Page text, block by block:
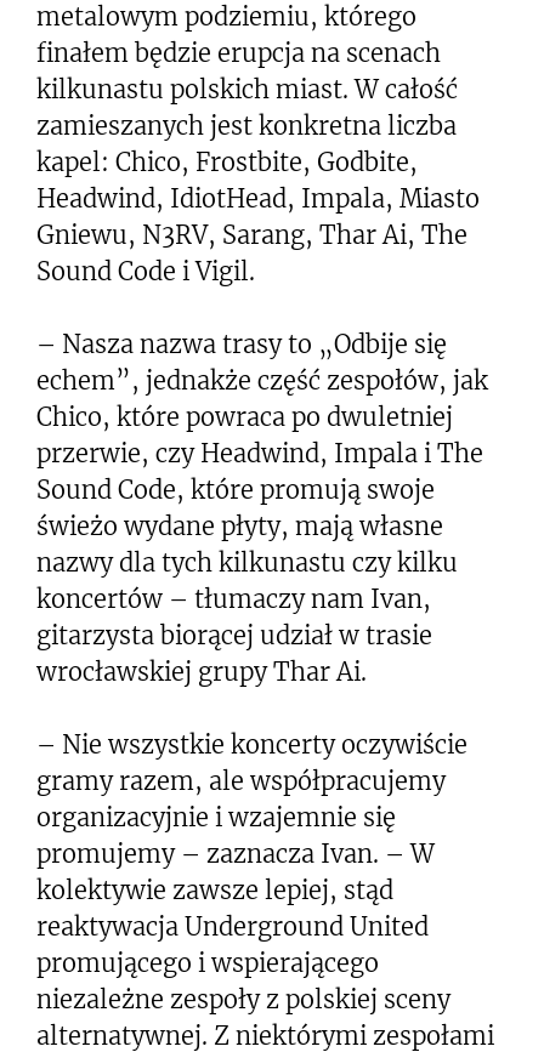
metalowym podziemiu, którego
finałem będzie erupcja na scenach
kilkunastu polskich miast. W całość
zamieszanych jest konkretna liczba
kapel: Chico, Frostbite, Godbite,
Headwind, IdiotHead, Impala, Miasto
Gniewu, N3RV, Sarang, Thar Ai, The
Sound Code i Vigil.
– Nasza nazwa trasy to „Odbije się
echem”, jednakże część zespołów, jak
Chico, które powraca po dwuletniej
przerwie, czy Headwind, Impala i The
Sound Code, które promują swoje
świeżo wydane płyty, mają własne
nazwy dla tych kilkunastu czy kilku
koncertów – tłumaczy nam Ivan,
gitarzysta biorącej udział w trasie
wrocławskiej grupy Thar Ai.
– Nie wszystkie koncerty oczywiście
gramy razem, ale współpracujemy
organizacyjnie i wzajemnie się
promujemy – zaznacza Ivan. – W
kolektywie zawsze lepiej, stąd
reaktywacja Underground United
promującego i wspierającego
niezależne zespoły z polskiej sceny
alternatywnej. Z niektórymi zespołami